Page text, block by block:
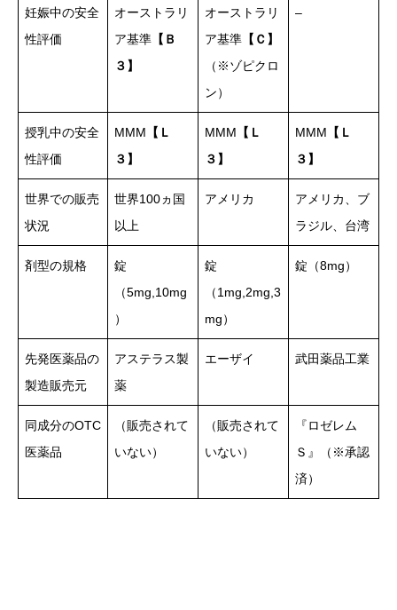
妊娠中の安全
性評価
オーストラリ
ア基準 【Ｂ
３】
オーストラリ
ア基準 【Ｃ】
（※ゾピクロ
ン）
–
授乳中の安全
性評価
MMM 【Ｌ
３】
MMM 【Ｌ
３】
MMM 【Ｌ
３】
世界での販売
状況
世界100ヵ国
以上
アメリカ
アメリカ、ブ
ラジル、台湾
剤型の規格
錠
（5mg,10mg
）
錠
（1mg,2mg,3
mg）
錠（8mg）
先発医薬品の
製造販売元
アステラス製
薬
エーザイ 武田薬品工業
同成分のOTC
医薬品
（販売されて
いない）
（販売されて
いない）
『ロゼレム
Ｓ』（※承認
済）